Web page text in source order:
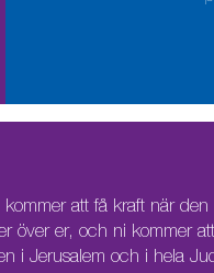
att få kraft när den
över er, och ni kommer
i Jerusalem och i hela